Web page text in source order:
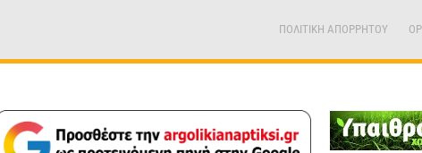
ΠΟΛΙΤΙΚΗ ΑΠΟΡΡΗΤΟΥ